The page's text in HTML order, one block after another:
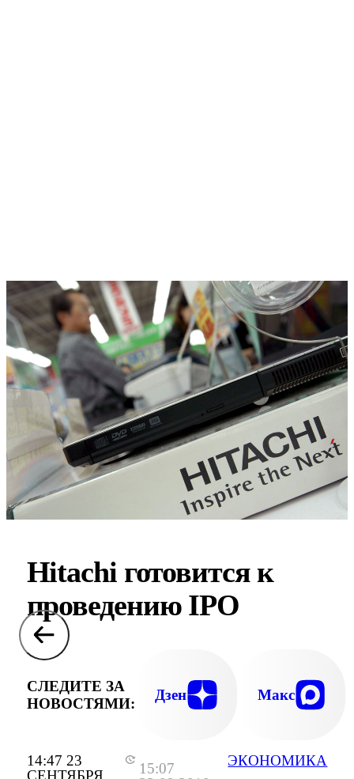
14:47 23
СЕНТЯБРЯ
15:07
ЭКОНОМИКА
Hitachi готовится к
проведению IPO
СЛЕДИТЕ ЗА
НОВОСТЯМИ:
Дзен Макс